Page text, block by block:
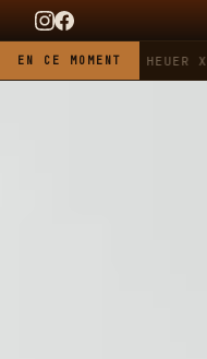
EN CE MOMENTTAG HEUER X